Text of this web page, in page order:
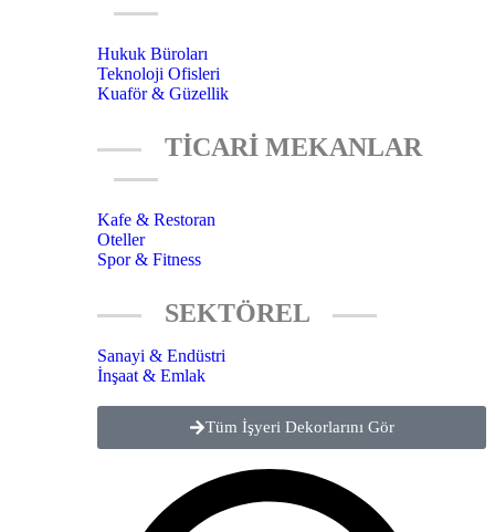
Hukuk Büroları
Teknoloji Ofisleri
Kuaför & Güzellik
TİCARİ MEKANLAR
Kafe & Restoran
Oteller
Spor & Fitness
SEKTÖREL
Sanayi & Endüstri
İnşaat & Emlak
Tüm İşyeri Dekorlarını Gör